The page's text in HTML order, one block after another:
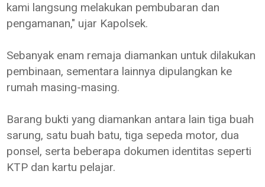
kami langsung melakukan pembubaran dan
pengamanan," ujar Kapolsek.
Sebanyak enam remaja diamankan untuk dilakukan
pembinaan, sementara lainnya dipulangkan ke
rumah masing-masing.
Barang bukti yang diamankan antara lain tiga buah
sarung, satu buah batu, tiga sepeda motor, dua
ponsel, serta beberapa dokumen identitas seperti
KTP dan kartu pelajar.